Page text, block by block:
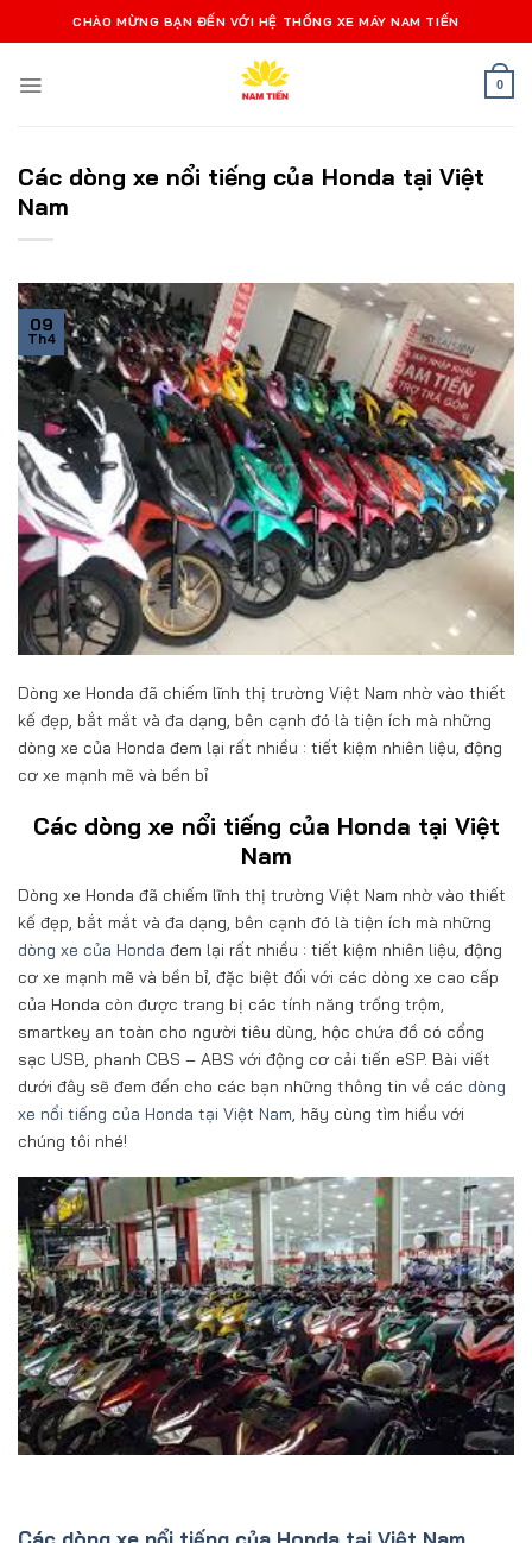
qua
dung
CHÀO MỪNG BẠN ĐẾN VỚI HỆ THỐNG XE MÁY NAM TIẾN
0
Các dòng xe nổi tiếng của Honda tại Việt
Nam
09
Th4
Dòng xe Honda đã chiếm lĩnh thị trường Việt Nam nhờ vào thiết
kế đẹp, bắt mắt và đa dạng, bên cạnh đó là tiện ích mà những
dòng xe của Honda đem lại rất nhiều : tiết kiệm nhiên liệu, động
cơ xe mạnh mẽ và bền bỉ
Các dòng xe nổi tiếng của Honda tại Việt
Nam
Dòng xe Honda đã chiếm lĩnh thị trường Việt Nam nhờ vào thiết
kế đẹp, bắt mắt và đa dạng, bên cạnh đó là tiện ích mà những
dòng xe của Honda đem lại rất nhiều : tiết kiệm nhiên liệu, động
cơ xe mạnh mẽ và bền bỉ, đặc biệt đối với các dòng xe cao cấp
của Honda còn được trang bị các tính năng trống trộm,
smartkey an toàn cho người tiêu dùng, hộc chứa đồ có cổng
sạc USB, phanh CBS – ABS với động cơ cải tiến eSP. Bài viết
dưới đây sẽ đem đến cho các bạn những thông tin về các dòng
xe nổi tiếng của Honda tại Việt Nam, hãy cùng tìm hiểu với
chúng tôi nhé!